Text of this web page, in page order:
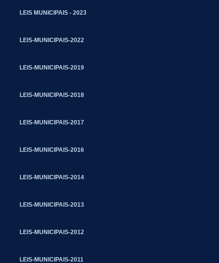
LEIS MUNICIPAIS - 2023
LEIS-MUNICIPAIS-2022
LEIS-MUNICIPAIS-2019
LEIS-MUNICIPAIS-2018
LEIS-MUNICIPAIS-2017
LEIS-MUNICIPAIS-2016
LEIS-MUNICIPAIS-2014
LEIS-MUNICIPAIS-2013
LEIS-MUNICIPAIS-2012
LEIS-MUNICIPAIS-2011